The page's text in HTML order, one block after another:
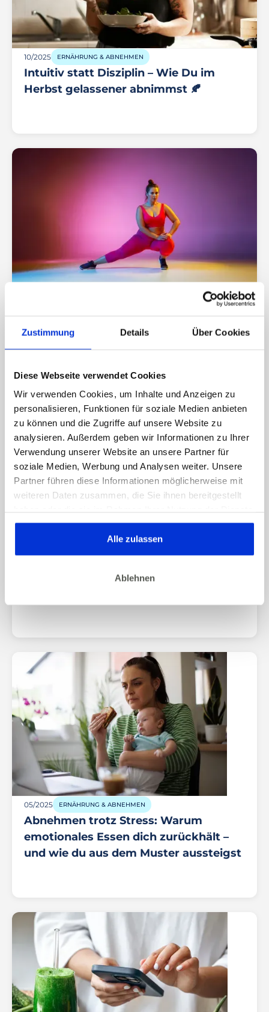
Zustimmung Details Über Cookies
Diese Webseite verwendet Cookies
Wir verwenden Cookies, um Inhalte und Anzeigen zu
personalisieren, Funktionen für soziale Medien anbieten
zu können und die Zugriffe auf unsere Website zu
analysieren. Außerdem geben wir Informationen zu Ihrer
Verwendung unserer Website an unsere Partner für
soziale Medien, Werbung und Analysen weiter. Unsere
Partner führen diese Informationen möglicherweise mit
weiteren Daten zusammen, die Sie ihnen bereitgestellt
gesammelt haben. Dies gilt auch für Gesundheitsdaten,
die gegebenenfalls für die Kursdurchführung erhoben
werden.
Alle zulassen
Ablehnen
10/2025 ERNÄHRUNG & ABNEHMEN
Intuitiv statt Disziplin – Wie Du im
Herbst gelassener abnimmst 🍂
Gründe, warum Krafttraining der
Schlüssel zum Fettabbau ist
Kaloriendefizit – Warum Du trotzdem
05/2025 ERNÄHRUNG & ABNEHMEN
Abnehmen trotz Stress: Warum
emotionales Essen dich zurückhält –
und wie du aus dem Muster aussteigst